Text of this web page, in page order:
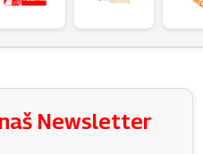
Newsletter